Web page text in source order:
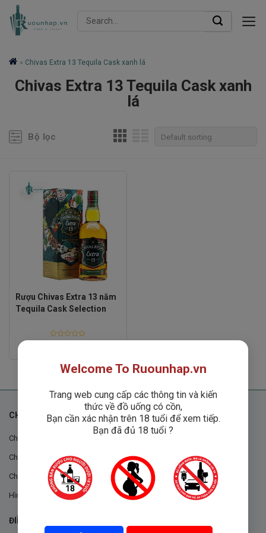
Skip
Search
» Chivas Extra 13 Tequila Cask xanh lá
Chivas Extra 13 Tequila Cask xanh
lá
Bộ lọc
Rượu Chivas Extra 13 năm
Tequila Cask Selection
CHÍNH SÁCH
Chính sách chung
Chính sách đổi trả
Chính sách mua hàng
Hình thức thanh toán
ĐIỀU KHOẢN VÀ CHÍNH SÁCH
Welcome To Ruounhap.vn
Trang web cung cấp các thông tin và kiến
thức về đồ uống có cồn,
Bạn cần xác nhận trên 18 tuổi để xem tiếp.
Bạn đã đủ 18 tuổi ?